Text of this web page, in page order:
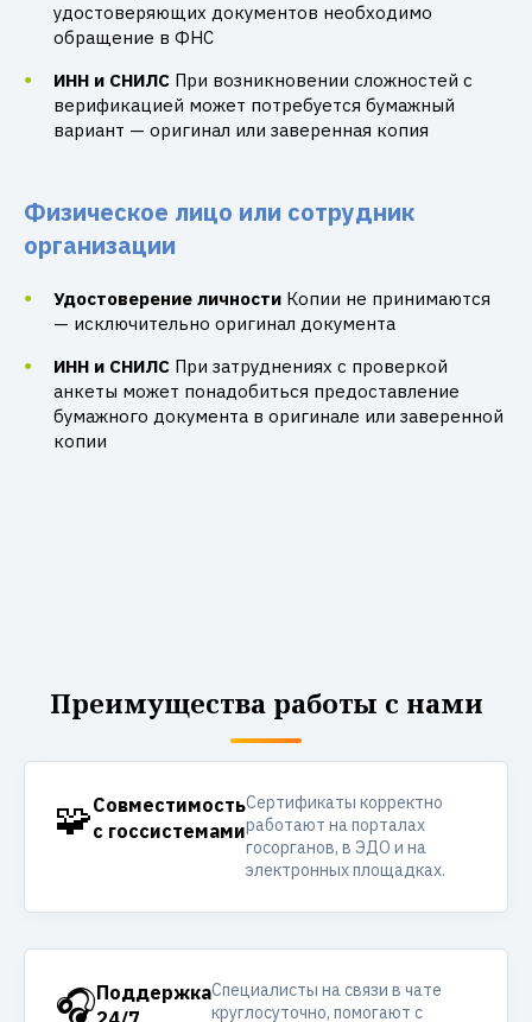
удостоверяющих документов необходимо
обращение в ФНС
ИНН и СНИЛС При возникновении сложностей с
верификацией может потребуется бумажный
вариант — оригинал или заверенная копия
Физическое лицо или сотрудник
организации
Удостоверение личности Копии не принимаются
— исключительно оригинал документа
ИНН и СНИЛС При затруднениях с проверкой
анкеты может понадобиться предоставление
бумажного документа в оригинале или заверенной
копии
Преимущества работы с нами
🧩Совместимость
с госсистемами
Сертификаты корректно
работают на порталах
госорганов, в ЭДО и на
электронных площадках.
🎧ПоддержкаСпециалисты на связи в чате
круглосуточно, помогают с